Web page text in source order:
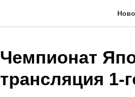
Чемпионат
трансляция 1-